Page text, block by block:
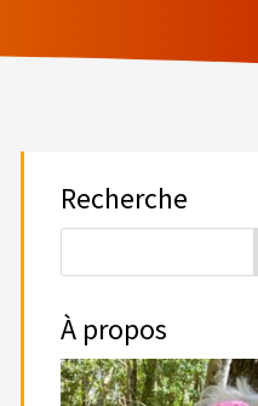
Recherche
À propos